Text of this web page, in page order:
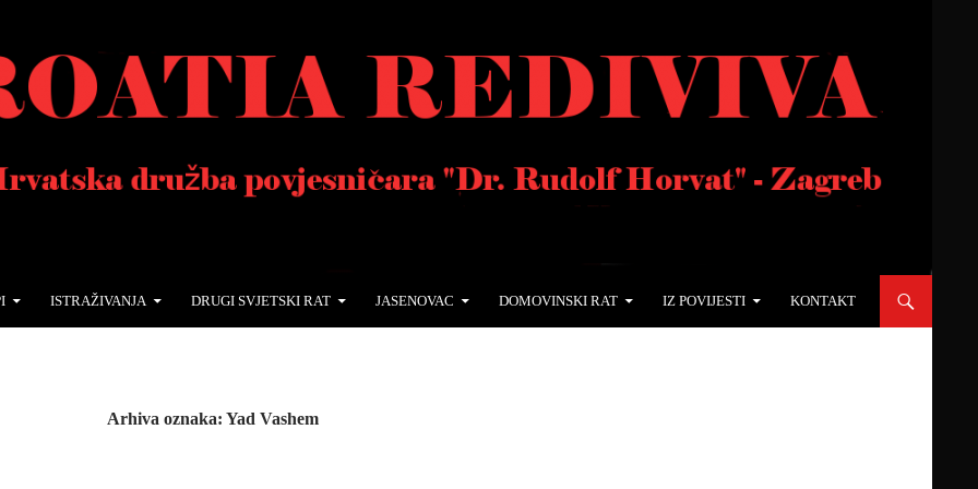
ISTRAŽIVANJA DRUGI SVJETSKI RAT JASENOVAC DOMOVINSKI RAT IZ POVIJESTI KONTAKT
Arhiva oznaka: Yad Vashem